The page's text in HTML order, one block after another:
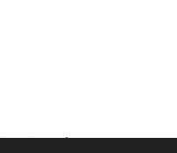
سامانه مدیریت نشریات علمی.